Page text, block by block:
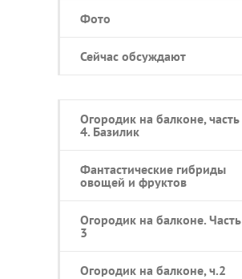
Фото
Сейчас обсуждают
Огородик на балконе, часть
4. Базилик
Фантастические гибриды
овощей и фруктов
Огородик на балконе. Часть
3
Огородик на балконе, ч.2